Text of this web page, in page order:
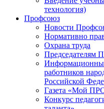
технология)
Профсоюз
Новости
Нормативно
Охрана труда
Председателям
работников
Российской
Газета «Мой
Конкурс